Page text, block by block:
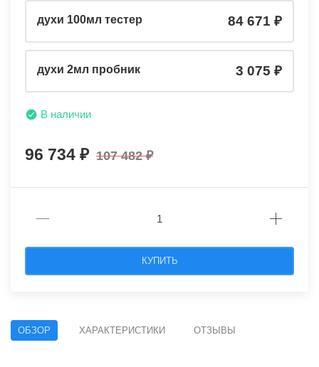
духи 100мл тестер 84 671
духи 2мл пробник 3 075
В наличии
96 734 107 482
КУПИТЬ
ОБЗОР ХАРАКТЕРИСТИКИ ОТЗЫВЫ